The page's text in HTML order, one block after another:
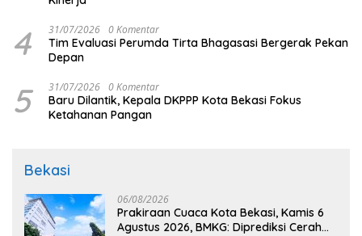
4 31/07/2026 0 Komentar
Tim Evaluasi Perumda Tirta Bhagasasi Bergerak Pekan
Depan
5 31/07/2026 0 Komentar
Baru Dilantik, Kepala DKPPP Kota Bekasi Fokus
Ketahanan Pangan
Bekasi
06/08/2026
Prakiraan Cuaca Kota Bekasi, Kamis 6
Agustus 2026, BMKG: Diprediksi Cerah